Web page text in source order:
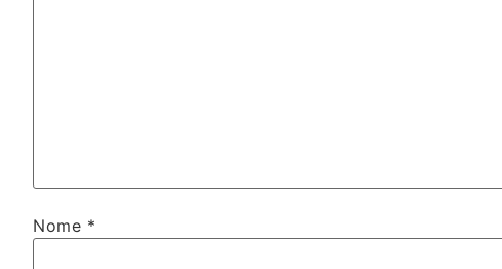
Nome *